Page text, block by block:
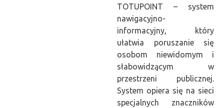
TOTUPOINT – system
nawigacyjno-
informacyjny, który
ułatwia poruszanie się
osobom niewidomym i
słabowidzącym w
przestrzeni publicznej.
System opiera się na sieci
specjalnych znaczników